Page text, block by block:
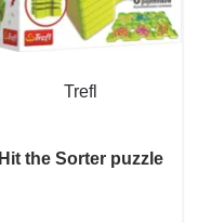
Trefl
Hit the Sorter puzzle